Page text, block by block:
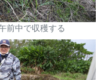
前中で収穫する